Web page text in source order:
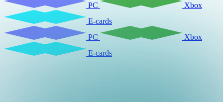
PC
Xbox
E-cards
PC
Xbox
E-cards